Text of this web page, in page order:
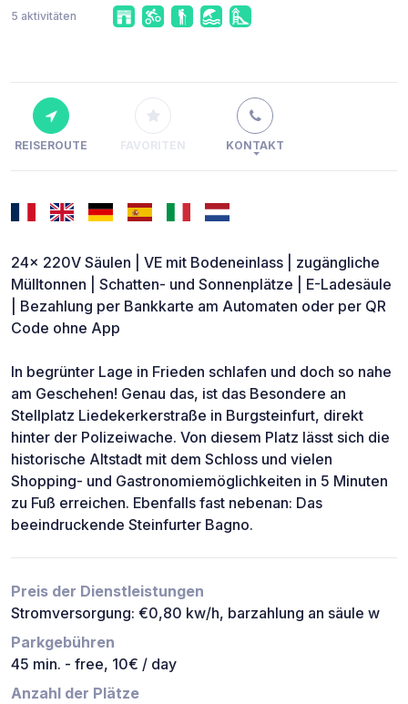
5 aktivitäten
REISEROUTE FAVORITEN KONTAKT
24x 220V Säulen | VE mit Bodeneinlass | zugängliche
Mülltonnen | Schatten- und Sonnenplätze | E-Ladesäule
| Bezahlung per Bankkarte am Automaten oder per QR
Code ohne App
In begrünter Lage in Frieden schlafen und doch so nahe
am Geschehen! Genau das, ist das Besondere an
Stellplatz Liedekerkerstraße in Burgsteinfurt, direkt
hinter der Polizeiwache. Von diesem Platz lässt sich die
historische Altstadt mit dem Schloss und vielen
Shopping- und Gastronomiemöglichkeiten in 5 Minuten
zu Fuß erreichen. Ebenfalls fast nebenan: Das
beeindruckende Steinfurter Bagno.
Preis der Dienstleistungen
Stromversorgung: €0,80 kw/h, barzahlung an säule w
Parkgebühren
45 min. - free, 10€ / day
Anzahl der Plätze